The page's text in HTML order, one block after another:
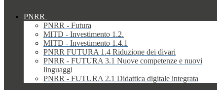
PNRR
PNRR - Futura
MITD - Investimento 1.2.
MITD - Investimento 1.4.1
PNRR FUTURA 1.4 Riduzione dei divari
PNRR - FUTURA 3.1 Nuove competenze e nuovi
linguaggi
PNRR - FUTURA 2.1 Didattica digitale integrata